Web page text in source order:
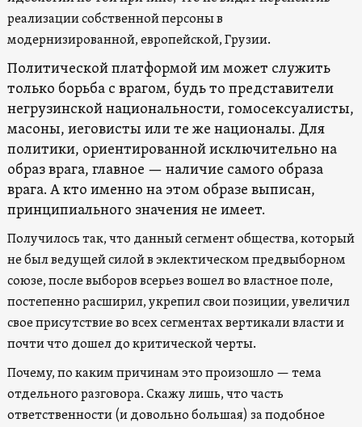
реализации собственной персоны в
модернизированной, европейской, Грузии.
Политической платформой им может служить
только борьба с врагом, будь то представители
негрузинской национальности, гомосексуалисты,
масоны, иеговисты или те же националы. Для
политики, ориентированной исключительно на
образ врага, главное — наличие самого образа
врага. А кто именно на этом образе выписан,
принципиального значения не имеет.
Получилось так, что данный сегмент общества, который
не был ведущей силой в эклектическом предвыборном
союзе, после выборов всерьез вошел во властное поле,
постепенно расширил, укрепил свои позиции, увеличил
свое присутствие во всех сегментах вертикали власти и
почти что дошел до критической черты.
Почему, по каким причинам это произошло — тема
отдельного разговора. Скажу лишь, что часть
ответственности (и довольно большая) за подобное